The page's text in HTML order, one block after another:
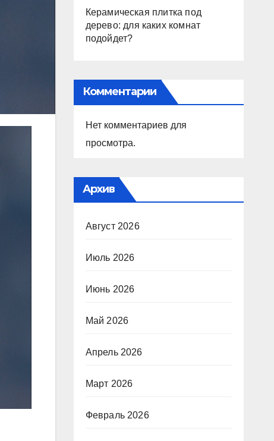
Керамическая плитка под
дерево: для каких комнат
подойдет?
Комментарии
Нет комментариев для
просмотра.
Архив
Август 2026
Июль 2026
Июнь 2026
Май 2026
Апрель 2026
Март 2026
Февраль 2026